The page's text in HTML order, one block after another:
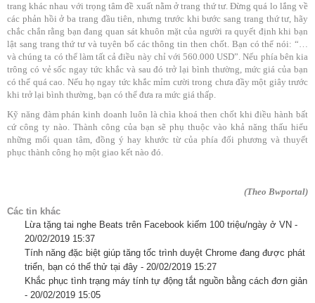
trang khác nhau với trọng tâm đề xuất nằm ở trang thứ tư. Đừng quá lo lắng về
các phản hồi ở ba trang đầu tiên, nhưng trước khi bước sang trang thứ tư, hãy
chắc chắn rằng bạn đang quan sát khuôn mặt của người ra quyết định khi bạn
lật sang trang thứ tư và tuyên bố các thông tin then chốt. Bạn có thể nói: “…
và chúng ta có thể làm tất cả điều này chỉ với 560.000 USD”. Nếu phía bên kia
trông có vẻ sốc ngay tức khắc và sau đó trở lại bình thường, mức giá của bạn
có thể quá cao. Nếu họ ngay tức khắc mỉm cười trong chưa đầy một giây trước
khi trở lại bình thường, bạn có thể đưa ra mức giá thấp.
Kỹ năng đàm phán kinh doanh luôn là chìa khoá then chốt khi điều hành bất
cứ công ty nào. Thành công của bạn sẽ phụ thuộc vào khả năng thấu hiểu
những mối quan tâm, đồng ý hay khước từ của phía đối phương và thuyết
phục thành công họ một giao kết nào đó.
(Theo Bwportal)
Các tin khác
Lừa tặng tai nghe Beats trên Facebook kiếm 100 triệu/ngày ở VN -
20/02/2019 15:37
Tính năng đặc biệt giúp tăng tốc trình duyệt Chrome đang được phát
triển, bạn có thể thử tại đây - 20/02/2019 15:27
Khắc phục tình trạng máy tính tự động tắt nguồn bằng cách đơn giản
- 20/02/2019 15:05